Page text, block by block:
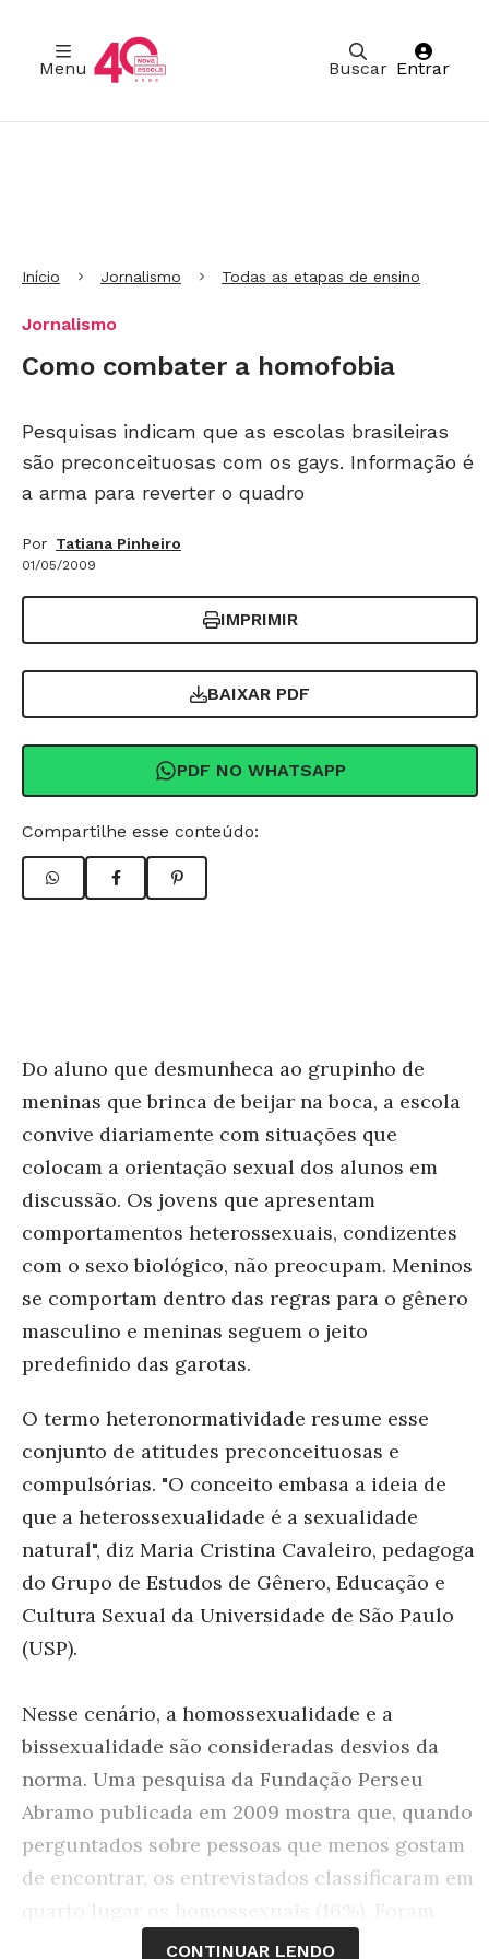
Buscar
Menu Entrar
Início Jornalismo Todas as etapas de ensino
Jornalismo
Como combater a homofobia
Pesquisas indicam que as escolas brasileiras
são preconceituosas com os gays. Informação é
a arma para reverter o quadro
Por Tatiana Pinheiro
01/05/2009
IMPRIMIR
BAIXAR PDF
PDF NO WHATSAPP
Compartilhe esse conteúdo:
Do aluno que desmunheca ao grupinho de
meninas que brinca de beijar na boca, a escola
convive diariamente com situações que
colocam a orientação sexual dos alunos em
discussão. Os jovens que apresentam
comportamentos heterossexuais, condizentes
com o sexo biológico, não preocupam. Meninos
se comportam dentro das regras para o gênero
masculino e meninas seguem o jeito
predefinido das garotas.
O termo heteronormatividade resume esse
conjunto de atitudes preconceituosas e
compulsórias. "O conceito embasa a ideia de
que a heterossexualidade é a sexualidade
natural", diz Maria Cristina Cavaleiro, pedagoga
do Grupo de Estudos de Gênero, Educação e
Cultura Sexual da Universidade de São Paulo
(USP).
Nesse cenário, a homossexualidade e a
bissexualidade são consideradas desvios da
norma. Uma pesquisa da Fundação Perseu
Abramo publicada em 2009 mostra que, quando
perguntados sobre pessoas que menos gostam
de encontrar, os entrevistados classificaram em
deixados para trás somente por usuários de
CONTINUAR LENDO